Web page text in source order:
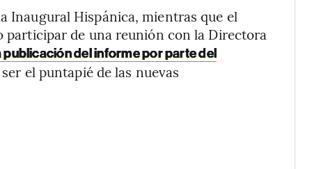
Inaugural Hispánica, mientras que el
de una reunión con la Directora
publicación del informe por parte del
el puntapié de las nuevas